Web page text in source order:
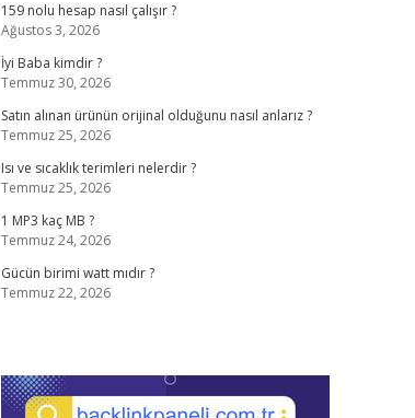
159 nolu hesap nasıl çalışır ?
Ağustos 3, 2026
İyi Baba kimdir ?
Temmuz 30, 2026
Satın alınan ürünün orijinal olduğunu nasıl anlarız ?
Temmuz 25, 2026
Isı ve sıcaklık terimleri nelerdir ?
Temmuz 25, 2026
1 MP3 kaç MB ?
Temmuz 24, 2026
Gücün birimi watt mıdır ?
Temmuz 22, 2026